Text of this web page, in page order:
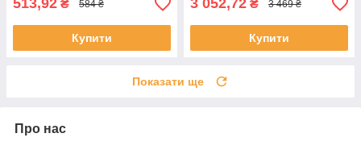
513,92 ₴ 584 ₴
Купити
3 052,72 ₴ 3 469 ₴
Купити
Показати ще
Про нас